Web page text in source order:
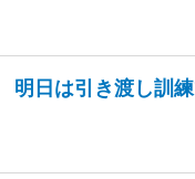
明日は引き渡し訓